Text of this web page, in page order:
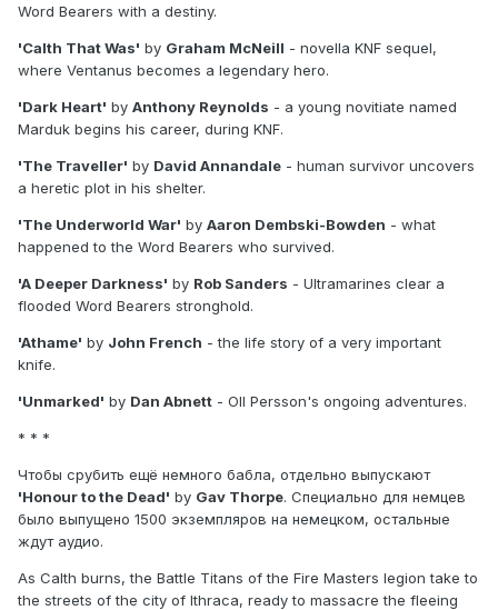
Word Bearers with a destiny.
'Calth That Was' by Graham McNeill - novella KNF sequel,
where Ventanus becomes a legendary hero.
'Dark Heart' by Anthony Reynolds - a young novitiate named
Marduk begins his career, during KNF.
'The Traveller' by David Annandale - human survivor uncovers
a heretic plot in his shelter.
'The Underworld War' by Aaron Dembski-Bowden - what
happened to the Word Bearers who survived.
'A Deeper Darkness' by Rob Sanders - Ultramarines clear a
flooded Word Bearers stronghold.
'Athame' by John French - the life story of a very important
knife.
'Unmarked' by Dan Abnett - Oll Persson's ongoing adventures.
* * *
Чтобы срубить ещё немного бабла, отдельно выпускают
'Honour to the Dead' by Gav Thorpe. Специально для немцев
было выпущено 1500 экземпляров на немецком, остальные
ждут аудио.
As Calth burns, the Battle Titans of the Fire Masters legion take to
the streets of the city of Ithraca, ready to massacre the fleeing